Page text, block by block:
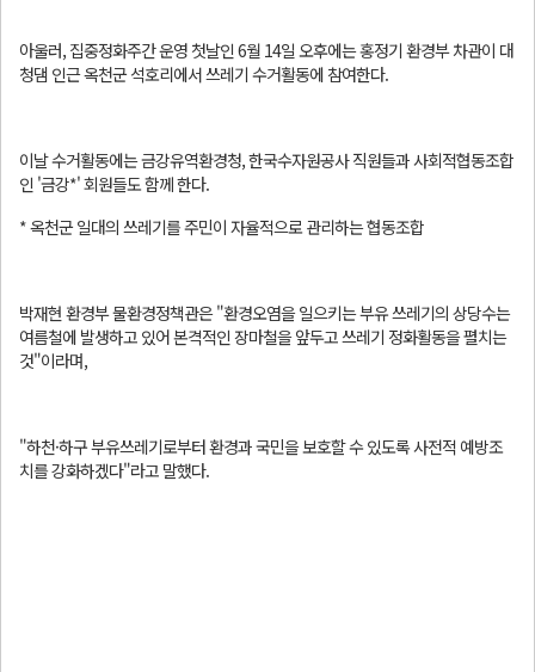
아울러, 집중정화주간 운영 첫날인 6월 14일 오후에는 홍정기 환경부 차관이 대
청댐 인근 옥천군 석호리에서 쓰레기 수거활동에 참여한다.
이날 수거활동에는 금강유역환경청, 한국수자원공사 직원들과 사회적협동조합
인 '금강*' 회원들도 함께 한다.
* 옥천군 일대의 쓰레기를 주민이 자율적으로 관리하는 협동조합
박재현 환경부 물환경정책관은 "환경오염을 일으키는 부유 쓰레기의 상당수는
여름철에 발생하고 있어 본격적인 장마철을 앞두고 쓰레기 정화활동을 펼치는
것"이라며,
"하천·하구 부유쓰레기로부터 환경과 국민을 보호할 수 있도록 사전적 예방조
치를 강화하겠다"라고 말했다.